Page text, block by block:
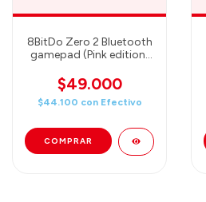
8BitDo Zero 2 Bluetooth
gamepad (Pink edition)
$49.000
$44.100 con Efectivo